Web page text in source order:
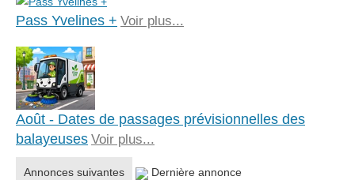
Pass Yvelines + Voir plus...
Août - Dates de passages prévisionnelles des
balayeuses Voir plus...
Annonces suivantes Dernière annonce